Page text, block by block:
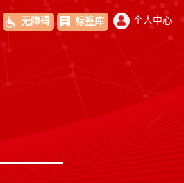
无障碍 标签库 个人中心